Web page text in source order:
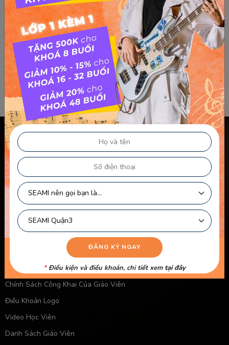
Điều cần biết trước khi thi vào Nhạc Viện
Điều cần biết trước khi thi vào Nhạc Viện Nhạc viện có cách
tuyển sinh không theo một khuôn khổ nào của Bộ Giáo dục,
vì lĩnh vực đào tạo là ngành thiên về nghệ thuật, là những
môn học được liệt vào hệ Năng khiếu, nên cái “gu” chấm...
Chính sách & điều khoản
Thông Tin Chủ Sở Hữu Website
Điều Khoản Dành Cho Học Viên Và Gia Sư – Giảng Viên
Điều khoản Dành cho HLV-Giáo Viên
Chính Sách Sử Dụng Cookie
Chính Sách Bảo Mật
Chính Sách Quyền Riêng Tư
Chính Sách Bảo Mật Của Trẻ Em
Chính Sách Công Khai Của Giáo Viên
Điều Khoản Logo
Video Học Viên
Danh Sách Giáo Viên
*Điều kiện và điều khoản, chi tiết xem tại đây